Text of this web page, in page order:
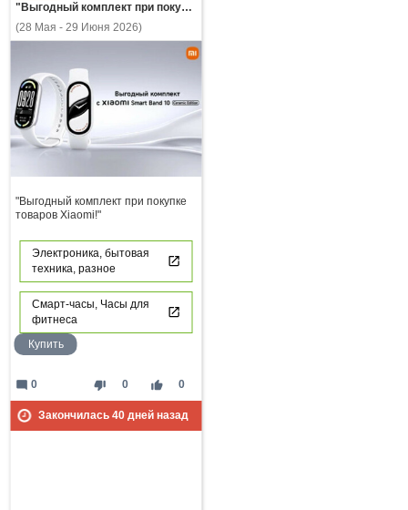
"Выгодный комплект при покупке товаров Xiaomi!"
(28 Мая - 29 Июня 2026)
"Выгодный комплект при покупке
товаров Xiaomi!"
Электроника, бытовая
техника, разное
Смарт-часы, Часы для
фитнеса
Купить
thumb_down 0 thumb_up 0
mode_comment 0
Закончилась 40дней назад